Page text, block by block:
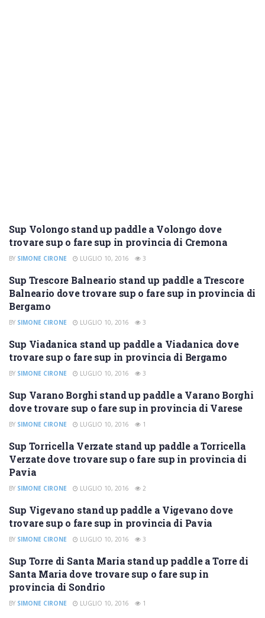
SUP CREMONA
Sup Volongo stand up paddle a Volongo dove
trovare sup o fare sup in provincia di Cremona
BY SIMONE CIRONE LUGLIO 10, 2016 3
SUP BERGAMO
Sup Trescore Balneario stand up paddle a Trescore
Balneario dove trovare sup o fare sup in provincia di
Bergamo
BY SIMONE CIRONE LUGLIO 10, 2016 3
SUP BERGAMO
Sup Viadanica stand up paddle a Viadanica dove
trovare sup o fare sup in provincia di Bergamo
BY SIMONE CIRONE LUGLIO 10, 2016 3
SUP VARESE
Sup Varano Borghi stand up paddle a Varano Borghi
dove trovare sup o fare sup in provincia di Varese
BY SIMONE CIRONE LUGLIO 10, 2016 1
SUP PAVIA
Sup Torricella Verzate stand up paddle a Torricella
Verzate dove trovare sup o fare sup in provincia di
Pavia
BY SIMONE CIRONE LUGLIO 10, 2016 2
SUP PAVIA
Sup Vigevano stand up paddle a Vigevano dove
trovare sup o fare sup in provincia di Pavia
BY SIMONE CIRONE LUGLIO 10, 2016 3
SUP SONDRIO
Sup Torre di Santa Maria stand up paddle a Torre di
Santa Maria dove trovare sup o fare sup in
provincia di Sondrio
BY SIMONE CIRONE LUGLIO 10, 2016 1